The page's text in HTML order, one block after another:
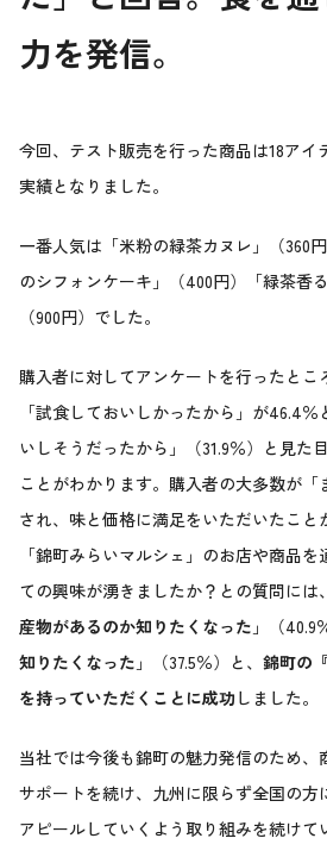
力を発信。
今回、テスト販売を行った商品は18アイ
実績となりました。
一番人気は「米粉の緑茶カヌレ」（360
のシフォンケーキ」（400円）「緑茶香
（900円）でした。
購入者に対してアンケートを行ったとこ
「試食しておいしかったから」が46.4
いしそうだったから」（31.9％）と見た
ことがわかります。購入者の大多数が
され、味と価格に満足をいただいたこと
「錦町みらいマルシェ」のお店や商品
ての興味が湧きましたか？との質問には
産物があるのか知りたくなった 」（40.9
知りたくなった 」（37.5％）と、 錦町の
を持っていただくことに成功 しました。
当社では今後も錦町の魅力発信のため、
サポートを続け、九州に限らず全国の方
アピールしていくよう取り組みを続けて